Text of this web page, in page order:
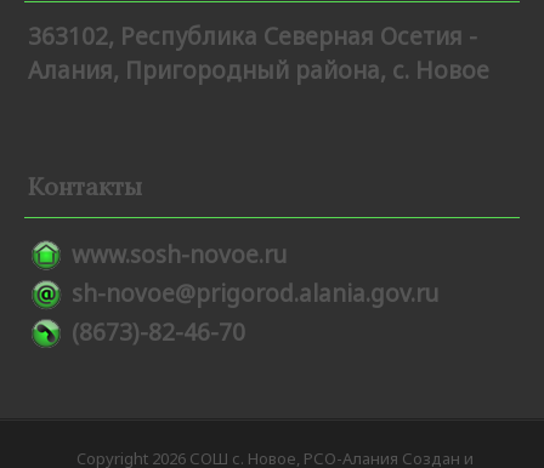
363102, Республика Северная Осетия -
Алания, Пригородный района, с. Новое
Контакты
www.sosh-novoe.ru
sh-novoe@prigorod.alania.gov.ru
(8673)-82-46-70
Copyright 2026 СОШ с. Новое, РСО-Алания Создан и